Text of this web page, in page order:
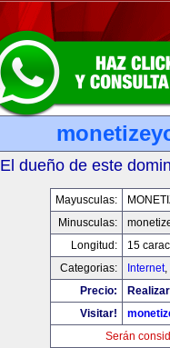
El dueño de este
Mayusculas:
Minusculas:
Longitud:
15
Categorias:
Internet,
Precio:
Visitar!
Serán